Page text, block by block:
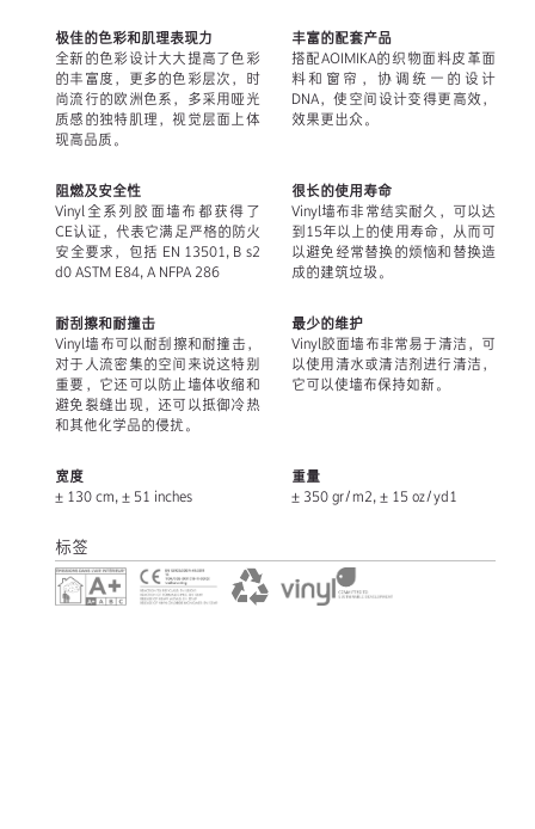
极佳的色彩和肌理表现力
全新的色彩设计大大提高了色彩
的丰富度，更多的色彩层次，时
尚流行的欧洲色系，多采用哑光
质感的独特肌理，视觉层面上体
现高品质。
丰富的配套产品
搭配AOIMIKA的织物面料皮革面
料和窗帘，协调统一的设计
DNA，使空间设计变得更高效，
效果更出众。
阻燃及安全性
Vinyl全系列胶面墙布都获得了
CE认证，代表它满足严格的防火
安全要求，包括 EN 13501, B s2
d0 ASTM E84, A NFPA 286
很长的使用寿命
Vinyl墙布非常结实耐久，可以达
到15年以上的使用寿命，从而可
以避免经常替换的烦恼和替换造
成的建筑垃圾。
耐刮擦和耐撞击
Vinyl墙布可以耐刮擦和耐撞击，
对于人流密集的空间来说这特别
重要，它还可以防止墙体收缩和
避免裂缝出现，还可以抵御冷热
和其他化学品的侵扰。
最少的维护
Vinyl胶面墙布非常易于清洁，可
以使用清水或清洁剂进行清洁，
它可以使墙布保持如新。
宽度
± 130 cm, ± 51 inches
重量
± 350 gr/m2, ± 15 oz/yd1
标签